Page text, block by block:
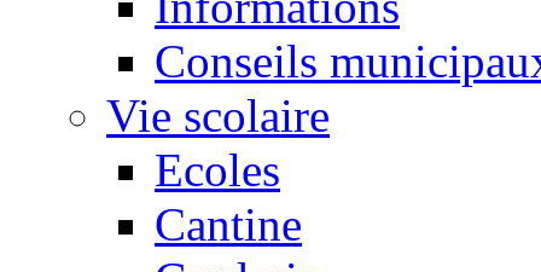
Conseils
Vie scolaire
Ecoles
Cantine